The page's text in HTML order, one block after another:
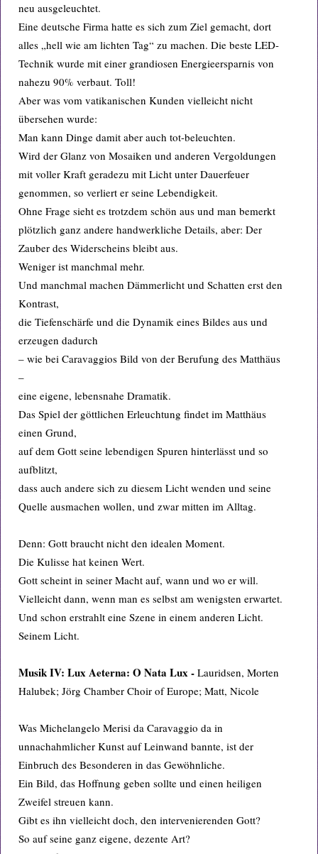
neu ausgeleuchtet.
Eine deutsche Firma hatte es sich zum Ziel gemacht, dort
alles „hell wie am lichten Tag“ zu machen. Die beste LED-
Technik wurde mit einer grandiosen Energieersparnis von
nahezu 90% verbaut. Toll!
Aber was vom vatikanischen Kunden vielleicht nicht
übersehen wurde:
Man kann Dinge damit aber auch tot-beleuchten.
Wird der Glanz von Mosaiken und anderen Vergoldungen
mit voller Kraft geradezu mit Licht unter Dauerfeuer
genommen, so verliert er seine Lebendigkeit.
Ohne Frage sieht es trotzdem schön aus und man bemerkt
plötzlich ganz andere handwerkliche Details, aber: Der
Zauber des Widerscheins bleibt aus.
Weniger ist manchmal mehr.
Und manchmal machen Dämmerlicht und Schatten erst den
Kontrast,
die Tiefenschärfe und die Dynamik eines Bildes aus und
erzeugen dadurch
– wie bei Caravaggios Bild von der Berufung des Matthäus
–
eine eigene, lebensnahe Dramatik.
Das Spiel der göttlichen Erleuchtung findet im Matthäus
einen Grund,
auf dem Gott seine lebendigen Spuren hinterlässt und so
aufblitzt,
dass auch andere sich zu diesem Licht wenden und seine
Quelle ausmachen wollen, und zwar mitten im Alltag.
Denn: Gott braucht nicht den idealen Moment.
Die Kulisse hat keinen Wert.
Gott scheint in seiner Macht auf, wann und wo er will.
Vielleicht dann, wenn man es selbst am wenigsten erwartet.
Und schon erstrahlt eine Szene in einem anderen Licht.
Seinem Licht.
Musik IV: Lux Aeterna: O Nata Lux - Lauridsen, Morten
Halubek; Jörg Chamber Choir of Europe; Matt, Nicole
Was Michelangelo Merisi da Caravaggio da in
unnachahmlicher Kunst auf Leinwand bannte, ist der
Einbruch des Besonderen in das Gewöhnliche.
Ein Bild, das Hoffnung geben sollte und einen heiligen
Zweifel streuen kann.
Gibt es ihn vielleicht doch, den intervenierenden Gott?
So auf seine ganz eigene, dezente Art?